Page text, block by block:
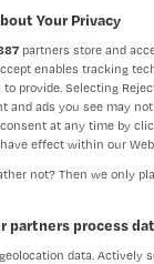
Your Privacy
partners store and
enables tracking
to provide. Selecting
and ads you see may
at any time by
effect within our
not? Then we only
partners process
data.